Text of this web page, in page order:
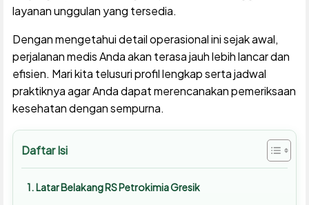
layanan unggulan yang tersedia.
Dengan mengetahui detail operasional ini sejak awal,
perjalanan medis Anda akan terasa jauh lebih lancar dan
efisien. Mari kita telusuri profil lengkap serta jadwal
praktiknya agar Anda dapat merencanakan pemeriksaan
kesehatan dengan sempurna.
Daftar Isi
Latar Belakang RS Petrokimia Gresik